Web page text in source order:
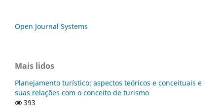
Open Journal Systems
Mais lidos
Planejamento turístico: aspectos teóricos e conceituais e
suas relações com o conceito de turismo
393